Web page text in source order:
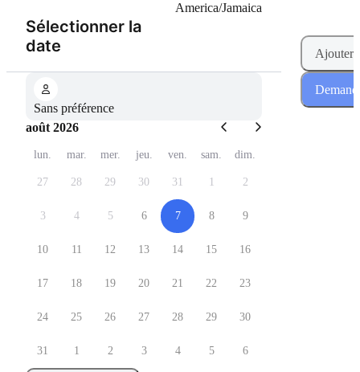
Sélectionner la
date
America/Jamaica
Sans préférence
août 2026
lun. mar. mer. jeu. ven. sam. dim.
27 28 29 30 31 1 2
3 4 5 6 7 8 9
10 11 12 13 14 15 16
17 18 19 20 21 22 23
24 25 26 27 28 29 30
31 1 2 3 4 5 6
Ajouter